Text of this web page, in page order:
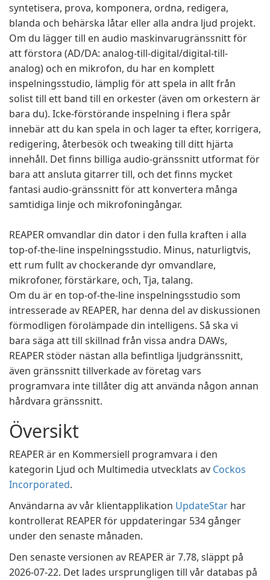
syntetisera, prova, komponera, ordna, redigera,
blanda och behärska låtar eller alla andra ljud projekt.
Om du lägger till en audio maskinvarugränssnitt för
att förstora (AD/DA: analog-till-digital/digital-till-
analog) och en mikrofon, du har en komplett
inspelningsstudio, lämplig för att spela in allt från
solist till ett band till en orkester (även om orkestern är
bara du). Icke-förstörande inspelning i flera spår
innebär att du kan spela in och lager ta efter, korrigera,
redigering, återbesök och tweaking till ditt hjärta
innehåll. Det finns billiga audio-gränssnitt utformat för
bara att ansluta gitarrer till, och det finns mycket
fantasi audio-gränssnitt för att konvertera många
samtidiga linje och mikrofoningångar.
REAPER omvandlar din dator i den fulla kraften i alla
top-of-the-line inspelningsstudio. Minus, naturligtvis,
ett rum fullt av chockerande dyr omvandlare,
mikrofoner, förstärkare, och, Tja, talang.
Om du är en top-of-the-line inspelningsstudio som
intresserade av REAPER, har denna del av diskussionen
förmodligen förolämpade din intelligens. Så ska vi
bara säga att till skillnad från vissa andra DAWs,
REAPER stöder nästan alla befintliga ljudgränssnitt,
även gränssnitt tillverkade av företag vars
programvara inte tillåter dig att använda någon annan
hårdvara gränssnitt.
Översikt
REAPER är en Kommersiell programvara i den
kategorin Ljud och Multimedia utvecklats av Cockos
Incorporated.
Användarna av vår klientapplikation UpdateStar har
kontrollerat REAPER för uppdateringar 534 gånger
under den senaste månaden.
Den senaste versionen av REAPER är 7.78, släppt på
2026-07-22. Det lades ursprungligen till vår databas på